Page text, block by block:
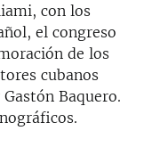
con los
el congreso
de los
cubanos
Baquero.